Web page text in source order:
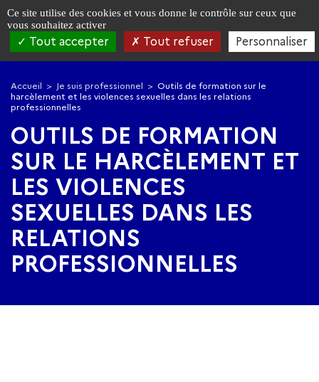
navigation
contenu
principal
Accueil Je suis professionnel
Outils de formation sur le
harcèlement et les violences sexuelles dans les relations
professionnelles
OUTILS DE FORMATION
SUR LE HARCÈLEMENT ET
LES VIOLENCES
SEXUELLES DANS LES
RELATIONS
PROFESSIONNELLES
Panneau de gestion des cookies
Ce site utilise des cookies et vous donne le contrôle sur ceux que
vous souhaitez activer
Tout accepter Tout refuser Personnaliser